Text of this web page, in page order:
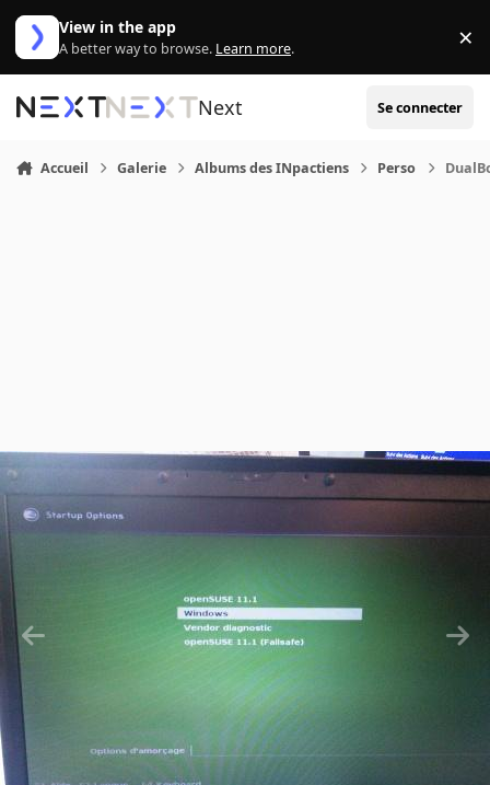
Aller au contenu
View in the app
A better way to browse. Learn more. ×
Next Se connecter
Accueil Galerie Albums des INpactiens Perso